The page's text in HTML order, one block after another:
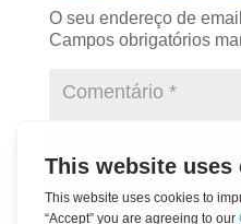
O seu endereço de
Campos obrigatórios